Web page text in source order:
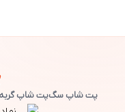
پت شاپ سگپت شاپ گربه